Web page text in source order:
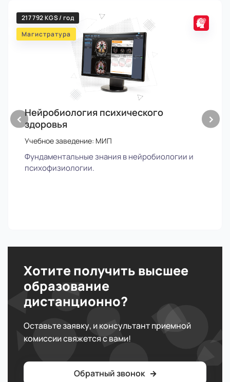
‹
217 792 KGS / год
Магистратура
Нейробиология психического
здоровья
Учебное заведение: МИП
Фундаментальные знания в нейробиологии и
психофизиологии.
›
Хотите получить высшее
образование
дистанционно?
Оставьте заявку, и консультант приемной
комиссии свяжется с вами!
Обратный звонок